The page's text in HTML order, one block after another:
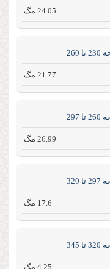
24.05 مگ
21.77 مگ
26.99 مگ
17.6 مگ
4.25 مگ